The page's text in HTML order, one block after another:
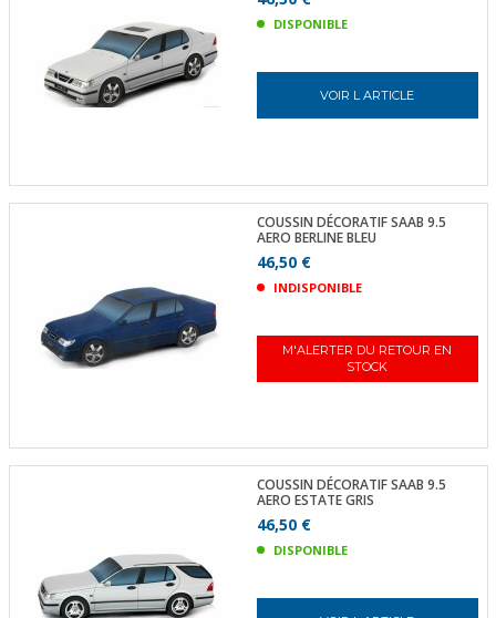
DISPONIBLE
VOIR L ARTICLE
COUSSIN DÉCORATIF SAAB 9.5
AERO BERLINE BLEU
46,50 €
INDISPONIBLE
M'ALERTER DU RETOUR EN
STOCK
COUSSIN DÉCORATIF SAAB 9.5
AERO ESTATE GRIS
46,50 €
DISPONIBLE